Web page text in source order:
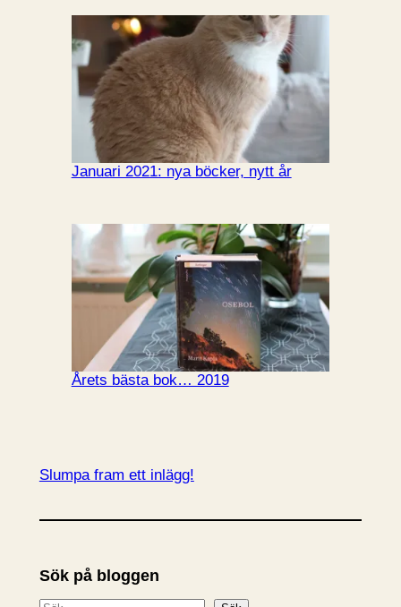
Januari 2021: nya böcker, nytt år
Årets bästa bok… 2019
Slumpa fram ett inlägg!
Sök på bloggen